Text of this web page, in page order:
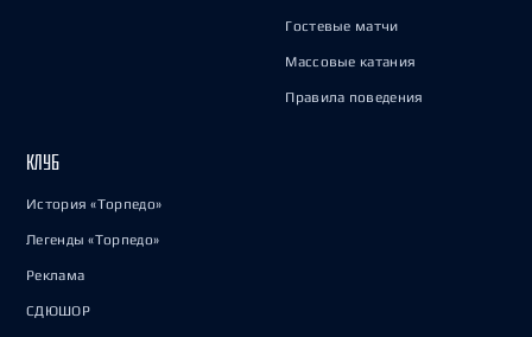
Гостевые матчи
Массовые катания
Правила поведения
КЛУБ
История «Торпедо»
Легенды «Торпедо»
Реклама
СДЮШОР